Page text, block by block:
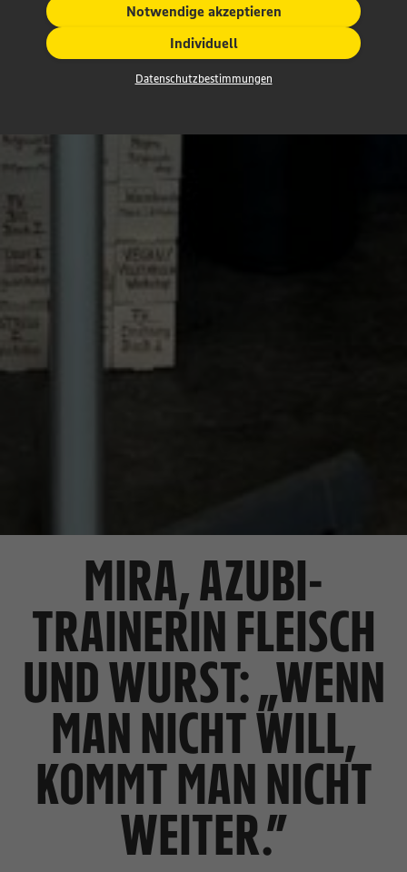
MIRA, AZUBI-
TRAINERIN FLEISCH
UND WURST: „WENN
MAN NICHT WILL,
KOMMT MAN NICHT
WEITER.”
Notwendige akzeptieren
Individuell
Datenschutzbestimmungen